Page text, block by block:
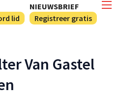
NIEUWSBRIEF
Registreer gratis
lid
Van Gastel